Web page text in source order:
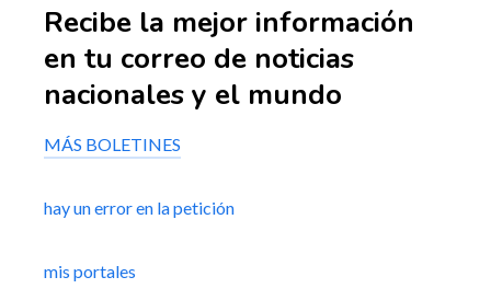
Recibe la mejor información
en tu correo de noticias
nacionales y el mundo
MÁS BOLETINES
hay un error en la petición
mis portales